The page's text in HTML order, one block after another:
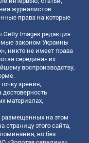
журналистов
права на которые
Images редакция
законом Украины
никто не имеет права
середина» их
воспроизводству,
зрения,
материалах,
размещенных на этом
страницу этого сайта,
но без